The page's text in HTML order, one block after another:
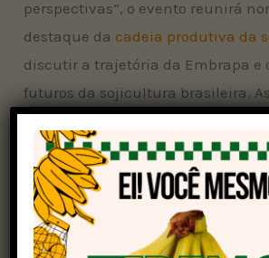
perspectivas”, o evento reunirá
destaque da cadeia produtiva da
discutir a trajetória da Embrapa e
futuros da sojicultura brasileira.
estão abertasaqui, de forma
Fundada em 16 de abril de 1975,
tem sido protagonista no avanço
cultura no Brasil, contribuindo
para que o país se tornasse líder